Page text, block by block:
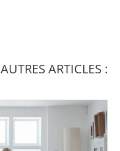
AUTRES ARTICLES :